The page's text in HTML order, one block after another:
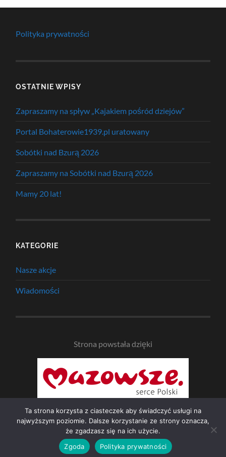
Polityka prywatności
OSTATNIE WPISY
Zapraszamy na spływ „Kajakiem pośród dziejów”
Portal Bohaterowie1939.pl uratowany
Sobótki nad Bzurą 2026
Zapraszamy na Sobótki nad Bzurą 2026
Mamy 20 lat!
KATEGORIE
Nasze akcje
Wiadomości
Strona powstała dzięki
© 2026 NAD BZURĄ —UP ↑
Ta strona korzysta z ciasteczek aby świadczyć usługi na
najwyższym poziomie. Dalsze korzystanie ze strony oznacza,
że zgadzasz się na ich użycie.
Zgoda
Polityka prywatności